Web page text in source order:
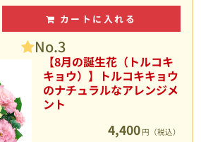
カートに入れる
No.3
【8月の誕生花（トルコキ
キョウ）】トルコキキョウ
のナチュラルなアレンジメ
ント
4,400 円（税込）